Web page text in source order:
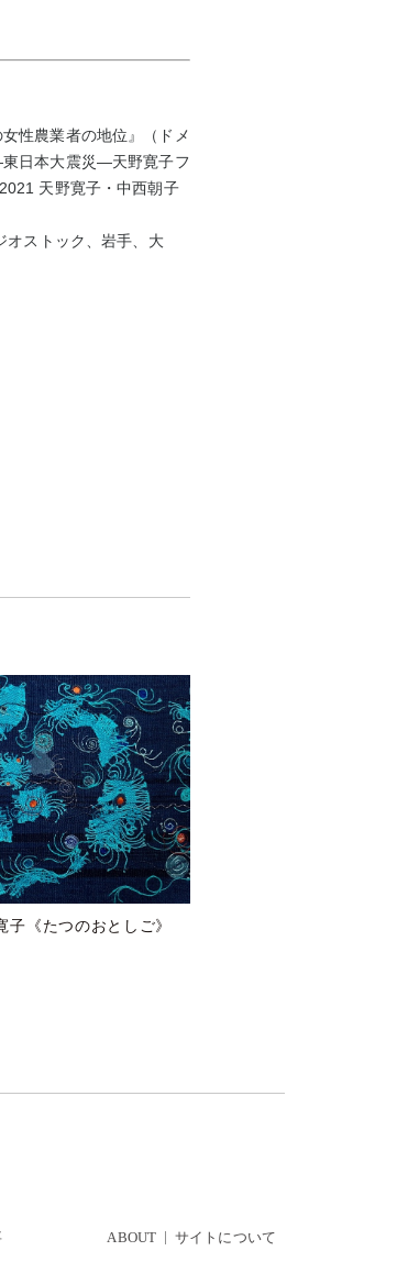
性農業者の地位』（ドメ
日本大震災—天野寛子フ
天野寛子・中西朝子
オストック、岩手、大
子《たつのおとしご》
ABOUT サイトについて